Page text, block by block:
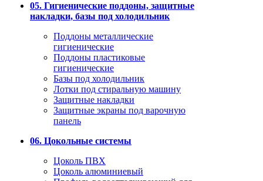
05. Гигиенические поддоны, защитные
накладки, базы под холодильник
Поддоны металлические
гигиенические
Поддоны пластиковые
гигиенические
Базы под холодильник
Лотки под стиральную машину
Защитные накладки
Защитные экраны под варочную
панель
06. Цокольные системы
Цоколь ПВХ
Цоколь алюминиевый